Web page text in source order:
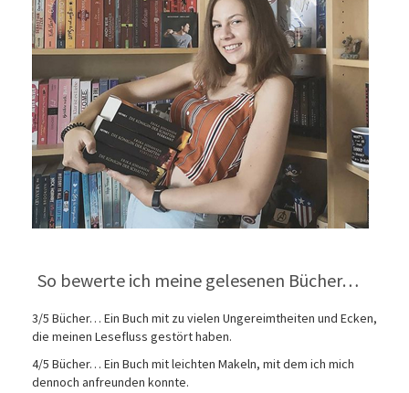
So bewerte ich meine gelesenen Bücher…
3/5 Bücher… Ein Buch mit zu vielen Ungereimtheiten und Ecken,
die meinen Lesefluss gestört haben.
4/5 Bücher… Ein Buch mit leichten Makeln, mit dem ich mich
dennoch anfreunden konnte.